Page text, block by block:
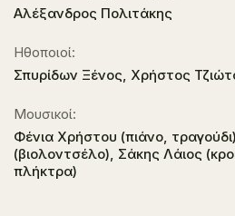
Aλέξανδρος Πολιτάκης
Ηθοποιοί:
Σπυρίδων Ξένος, Χρήστος
Μουσικοί:
Φένια Χρήστου (πιάνο,
(βιολοντσέλο), Σάκης Λάιος
πλήκτρα)